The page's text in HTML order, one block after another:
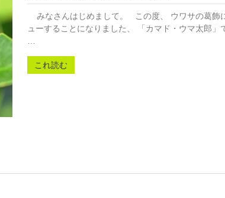
みなさんはじめまして。 この度、 ウワサの葛飾
ューすることになりました、 「カマド・ウマ太郎」
これ読む